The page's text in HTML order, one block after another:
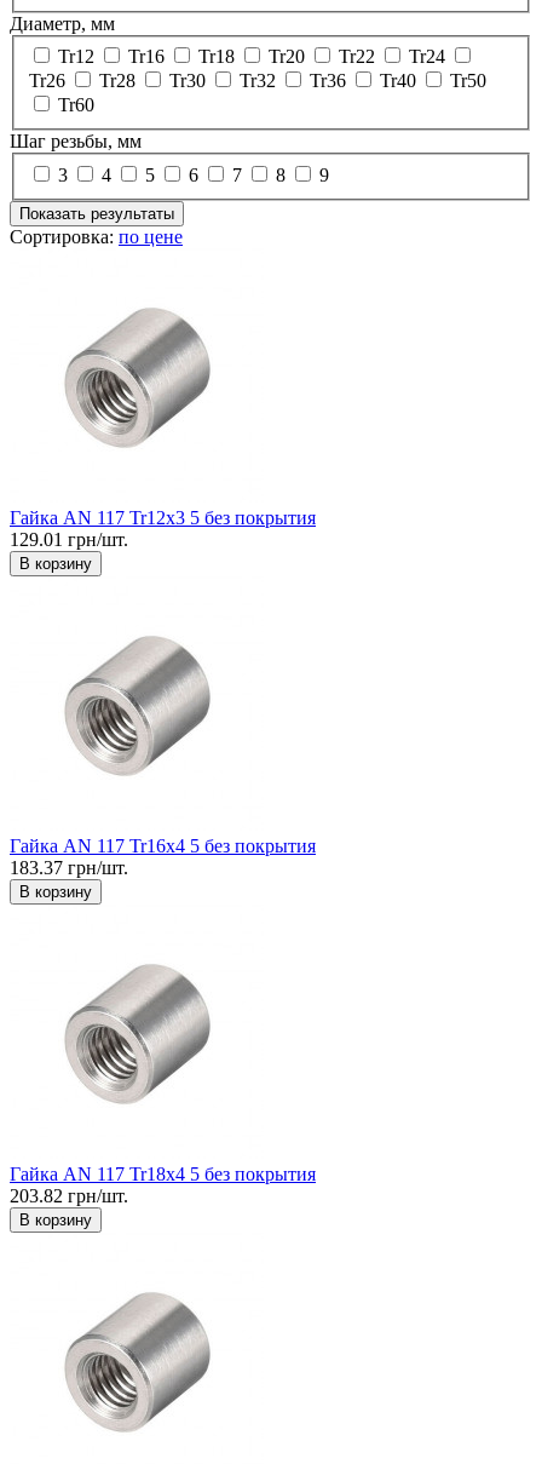
Диаметр, мм
Tr12
Tr16 Tr18 Tr20 Tr22
Tr24
Tr26
Tr28 Tr30 Tr32 Tr36 Tr40
Tr50
Tr60
Шаг резьбы, мм
3
4 5 6 7 8 9
Показать результаты
Сортировка: по цене
Гайка AN 117 Tr12x3 5 без покрытия
129.01 грн/шт.
В корзину
Гайка AN 117 Tr16x4 5 без покрытия
183.37 грн/шт.
В корзину
Гайка AN 117 Tr18x4 5 без покрытия
203.82 грн/шт.
В корзину